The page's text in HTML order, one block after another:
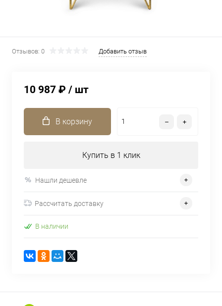
Отзывов: 0 Добавить отзыв
10 987 ₽ / шт
В корзину
Купить в 1 клик
Нашли дешевле
Рассчитать доставку
В наличии